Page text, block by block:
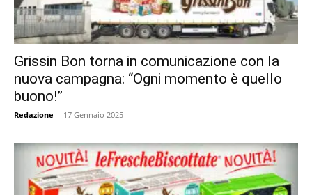
Grissin Bon torna in comunicazione con la
nuova campagna: “Ogni momento è quello
buono!”
Redazione - 17 Gennaio 2025